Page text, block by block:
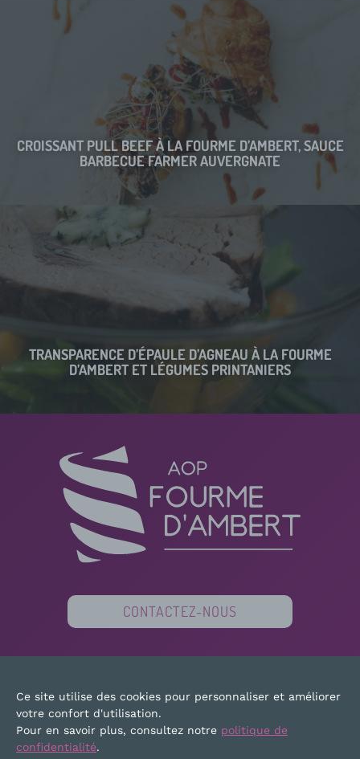
CROISSANT PULL BEEF À LA FOURME D’AMBERT, SAUCE
BARBECUE FARMER AUVERGNATE
TRANSPARENCE D’ÉPAULE D’AGNEAU À LA FOURME
D’AMBERT ET LÉGUMES PRINTANIERS
CONTACTEZ-NOUS
PLAN DU SITE MENTIONS LÉGALES
Ce site utilise des cookies pour personnaliser et améliorer
votre confort d'utilisation.
Pour en savoir plus, consultez notre politique de
confidentialité.